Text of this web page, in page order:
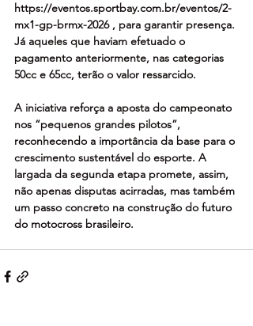
https://eventos.sportbay.com.br/eventos/2-
mx1-gp-brmx-2026 , para garantir presença.
Já aqueles que haviam efetuado o
pagamento anteriormente, nas categorias
50cc e 65cc, terão o valor ressarcido.
A iniciativa reforça a aposta do campeonato
nos “pequenos grandes pilotos”,
reconhecendo a importância da base para o
crescimento sustentável do esporte. A
largada da segunda etapa promete, assim,
não apenas disputas acirradas, mas também
um passo concreto na construção do futuro
do motocross brasileiro.